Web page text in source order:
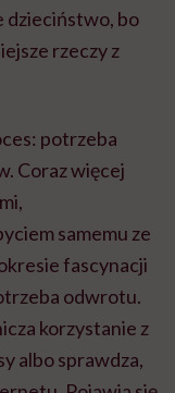
dzieciństwo, bo
rzeczy z
potrzeba
Coraz więcej
samemu ze
fascynacji
odwrotu.
korzystanie z
albo sprawdza,